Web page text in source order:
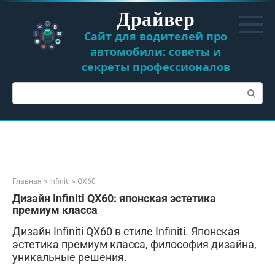
Перейти
контенту
Драйвер
Сайт для водителей про
автомобили: советы и
секреты профессионалов
Поиск:
Главная » Infiniti » QX60
Дизайн Infiniti QX60: японская эстетика
премиум класса
Дизайн Infiniti QX60 в стиле Infiniti. Японская
эстетика премиум класса, философия дизайна,
уникальные решения.